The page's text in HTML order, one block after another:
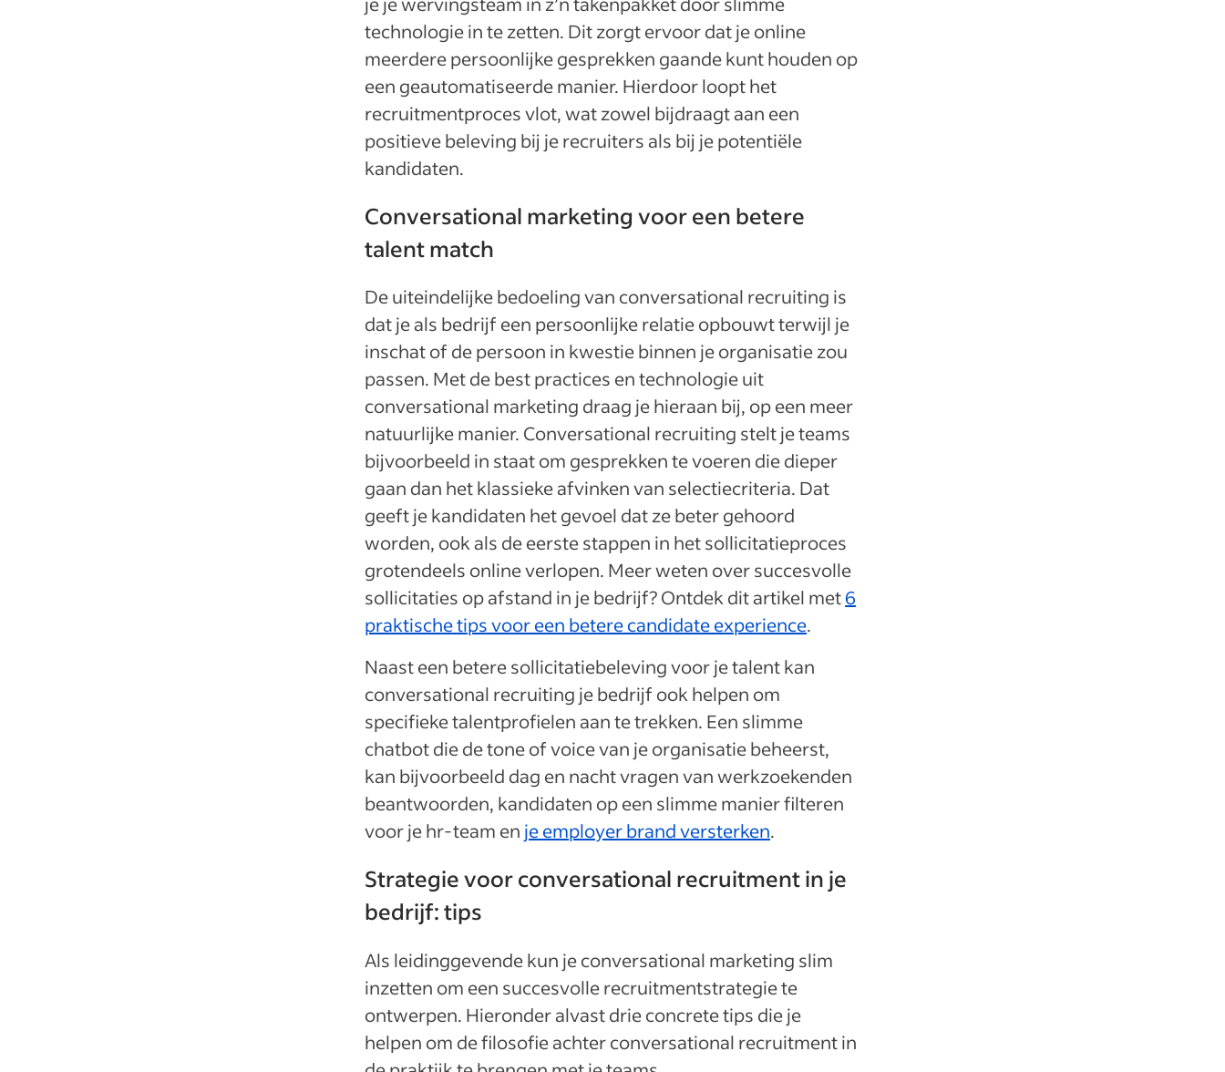
technologie in te zetten. Dit zorgt ervoor dat je online
meerdere persoonlijke gesprekken gaande kunt houden op
een geautomatiseerde manier. Hierdoor loopt het
recruitmentproces vlot, wat zowel bijdraagt aan een
positieve beleving bij je recruiters als bij je potentiële
kandidaten.
Conversational marketing voor een betere
talent match
De uiteindelijke bedoeling van conversational recruiting is
dat je als bedrijf een persoonlijke relatie opbouwt terwijl je
inschat of de persoon in kwestie binnen je organisatie zou
passen. Met de best practices en technologie uit
conversational marketing draag je hieraan bij, op een meer
natuurlijke manier. Conversational recruiting stelt je teams
bijvoorbeeld in staat om gesprekken te voeren die dieper
gaan dan het klassieke afvinken van selectiecriteria. Dat
geeft je kandidaten het gevoel dat ze beter gehoord
worden, ook als de eerste stappen in het sollicitatieproces
grotendeels online verlopen. Meer weten over succesvolle
sollicitaties op afstand in je bedrijf? Ontdek dit artikel met6
praktische tips voor een betere candidate experience.
Naast een betere sollicitatiebeleving voor je talent kan
conversational recruiting je bedrijf ook helpen om
specifieke talentprofielen aan te trekken. Een slimme
chatbot die de tone of voice van je organisatie beheerst,
kan bijvoorbeeld dag en nacht vragen van werkzoekenden
beantwoorden, kandidaten op een slimme manier filteren
voor je hr-team en je employer brand versterken.
Strategie voor conversational recruitment in je
bedrijf: tips
Als leidinggevende kun je conversational marketing slim
inzetten om een succesvolle recruitmentstrategie te
ontwerpen. Hieronder alvast drie concrete tips die je
helpen om de filosofie achter conversational recruitment in